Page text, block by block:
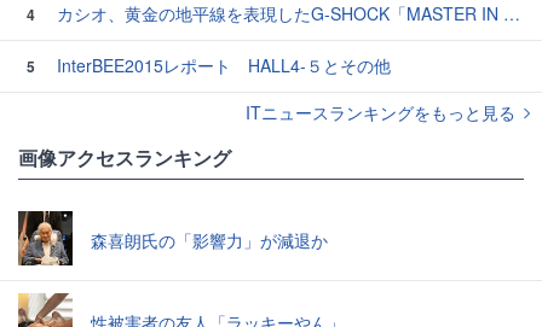
4 カシオ、黄金の地平線を表現したG-SHOCK「MASTER IN HORIZON GOLD」3モデル
5
InterBEE2015レポート HALL4-５とその他
ITニュースランキングをもっと見る
画像アクセスランキング
森喜朗氏の「影響力」が減退か
性被害者の友人「ラッキーやん」